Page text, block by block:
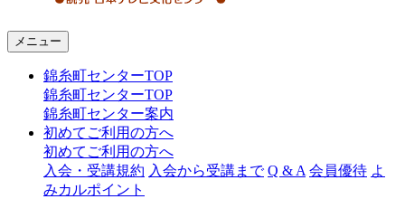
ャ
メニュー
錦糸町センターTOP
錦糸町センターTOP
錦糸町センター案内
初めてご利用の方へ
初めてご利用の方へ
入会・受講規約 入会から受講まで Q & A 会員優待 よ
みカルポイント